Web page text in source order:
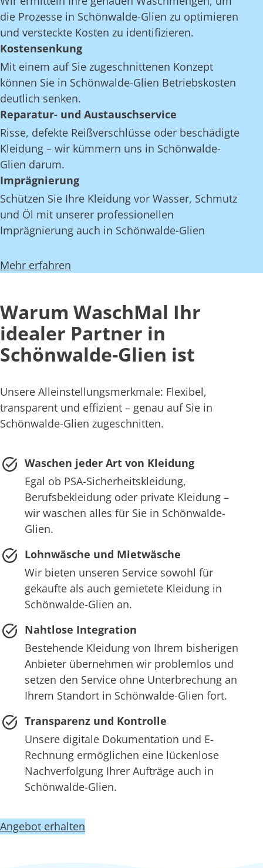
die Prozesse in Schönwalde-Glien zu optimieren
und versteckte Kosten zu identifizieren.
Kostensenkung
Mit einem auf Sie zugeschnittenen Konzept
können Sie in Schönwalde-Glien Betriebskosten
deutlich senken.
Reparatur- und Austauschservice
Risse, defekte Reißverschlüsse oder beschädigte
Kleidung – wir kümmern uns in Schönwalde-
Glien darum.
Imprägnierung
Schützen Sie Ihre Kleidung vor Wasser, Schmutz
und Öl mit unserer professionellen
Imprägnierung auch in Schönwalde-Glien
Mehr erfahren
Warum WaschMal Ihr
idealer Partner in
Schönwalde-Glien ist
Unsere Alleinstellungsmerkmale: Flexibel,
transparent und effizient – genau auf Sie in
Schönwalde-Glien zugeschnitten.
Waschen jeder Art von Kleidung
Egal ob PSA-Sicherheitskleidung,
Berufsbekleidung oder private Kleidung –
wir waschen alles für Sie in Schönwalde-
Glien.
Lohnwäsche und Mietwäsche
Wir bieten unseren Service sowohl für
gekaufte als auch gemietete Kleidung in
Schönwalde-Glien an.
Nahtlose Integration
Bestehende Kleidung von Ihrem bisherigen
Anbieter übernehmen wir problemlos und
setzen den Service ohne Unterbrechung an
Ihrem Standort in Schönwalde-Glien fort.
Transparenz und Kontrolle
Unsere digitale Dokumentation und E-
Rechnung ermöglichen eine lückenlose
Nachverfolgung Ihrer Aufträge auch in
Schönwalde-Glien.
Angebot erhalten